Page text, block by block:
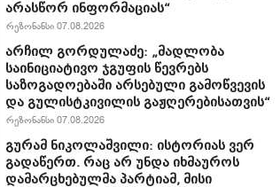
არასწორ ინფორმაციას“
რეზონანსი 07.08.2026
არჩილ გორდულაძე: „მადლობა
საინიციატივო ჯგუფის წევრებს
საზოგადოებაში არსებული გამოწვევის
და გულისტკივილის გაჟღერებისათვის“
რეზონანსი 07.08.2026
გურამ ნიკოლაშვილი: ისტორიას ვერ
გადაწერთ. რაც არ უნდა იხმაუროს
დამარცხებულმა პარტიამ, მისი